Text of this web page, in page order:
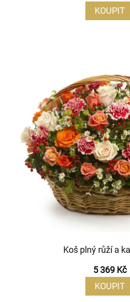
KOUPIT
Koš plný růží a
5 369 Kč
KOUPIT